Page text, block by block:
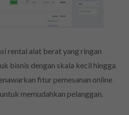
rental alat berat yang ringan
bisnis dengan skala kecil hingga
fitur pemesanan online
memudahkan pelanggan.